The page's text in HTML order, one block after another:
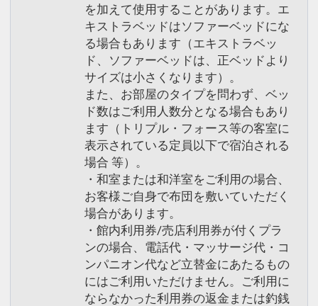
を加えて使用することがあります。エ
キストラベッドはソファーベッドにな
る場合もあります（エキストラベッ
ド、ソファーベッドは、正ベッドより
サイズは小さくなります）。
また、お部屋のタイプを問わず、ベッ
ド数はご利用人数分となる場合もあり
ます（トリプル・フォース等の客室に
表示されている定員以下で宿泊される
場合 等）。
・和室または和洋室をご利用の場合、
お客様ご自身で布団を敷いていただく
場合があります。
・館内利用券/売店利用券が付くプラ
ンの場合、電話代・マッサージ代・コ
ンパニオン代など立替金にあたるもの
にはご利用いただけません。ご利用に
ならなかった利用券の返金または釣銭